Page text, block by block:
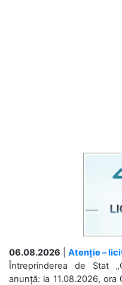
06.08.2026
Atenție –
Întreprinderea de Stat
anunță: la 11.08.2026,